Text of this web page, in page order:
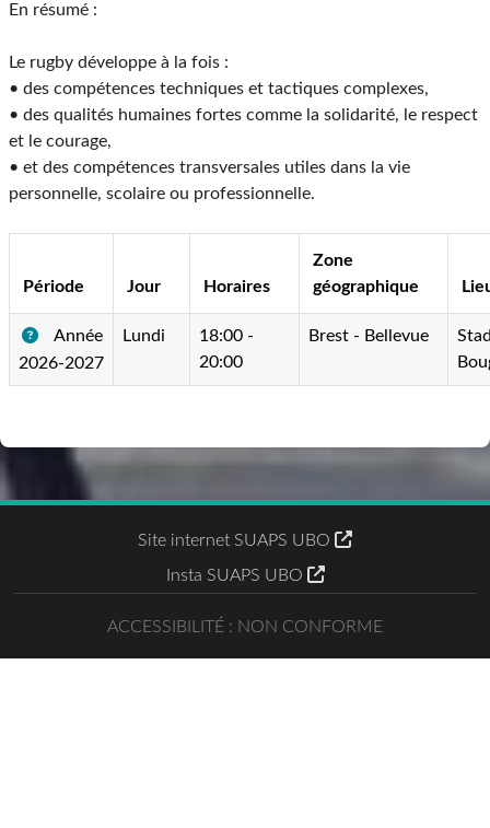
En résumé :
Le rugby développe à la fois :
• des compétences techniques et tactiques complexes,
• des qualités humaines fortes comme la solidarité, le respect
et le courage,
• et des compétences transversales utiles dans la vie
personnelle, scolaire ou professionnelle.
Période Jour Horaires
Zone
géographique
Année
2026-2027
Lundi
18:00 -
20:00
Brest - Bellevue
Site internet SUAPS UBO
Insta SUAPS UBO
ACCESSIBILITÉ : NON CONFORME